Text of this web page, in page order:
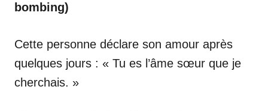
bombing)
Cette personne déclare son amour après
quelques jours : « Tu es l’âme sœur que je
cherchais. »